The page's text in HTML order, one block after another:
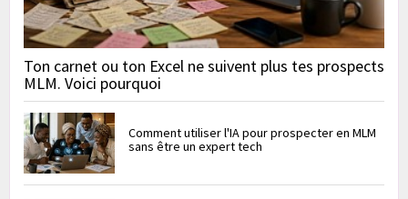
Ton carnet ou ton Excel ne suivent plus tes prospects
MLM. Voici pourquoi
Comment utiliser l'IA pour prospecter en MLM
sans être un expert tech